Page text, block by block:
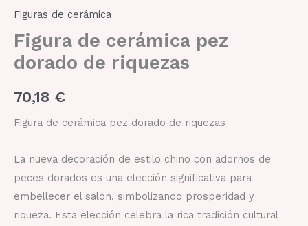
Figuras de cerámica
Figura de cerámica pez
dorado de riquezas
70,18 €
Figura de cerámica pez dorado de riquezas
La nueva decoración de estilo chino con adornos de
peces dorados es una elección significativa para
embellecer el salón, simbolizando prosperidad y
riqueza. Esta elección celebra la rica tradición cultural